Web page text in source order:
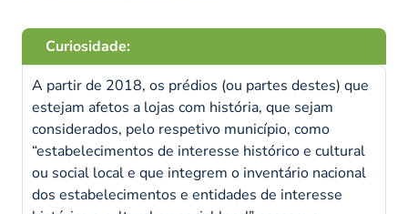
Curiosidade:
A partir de 2018, os prédios (ou partes destes) que
estejam afetos a lojas com história, que sejam
considerados, pelo respetivo município, como
“estabelecimentos de interesse histórico e cultural
ou social local e que integrem o inventário nacional
dos estabelecimentos e entidades de interesse